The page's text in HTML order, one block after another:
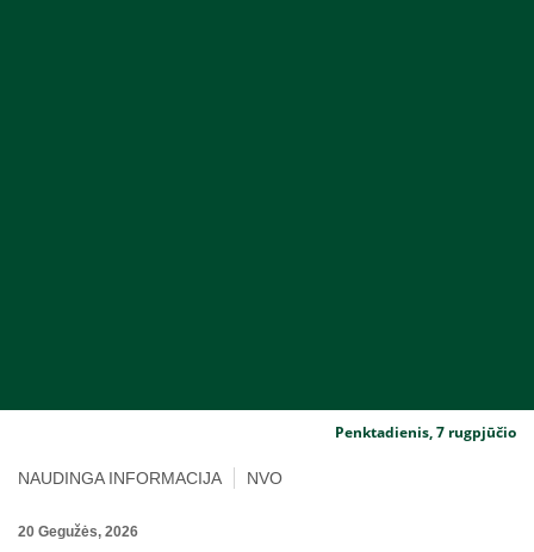
Penktadienis, 7 rugpjūčio
NAUDINGA INFORMACIJA NVO
20 Gegužės, 2026